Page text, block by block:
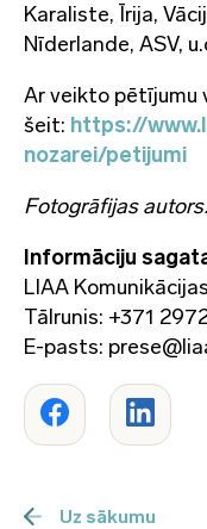
Karaliste, Īrija,
Nīderlande, ASV,
Ar veikto pētījumu
šeit: https://
nozarei/petijumi
Fotogrāfijas
Informāciju
LIAA
Tālrunis: +371
E-pasts:
Uz sākumu